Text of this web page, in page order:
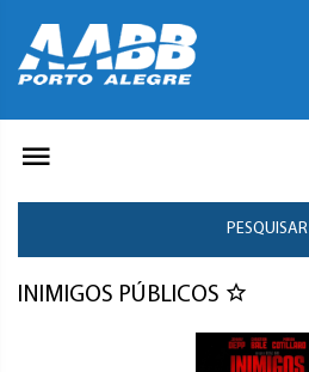
PESQUISAR
INIMIGOS PÚBLICOS